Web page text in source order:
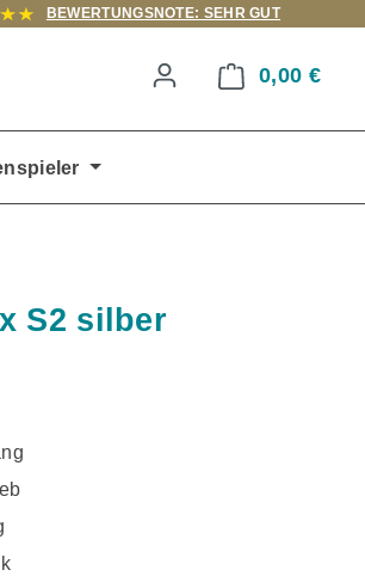
BEWERTUNGSNOTE: SEHR GUT
0,00 €
S2 silber